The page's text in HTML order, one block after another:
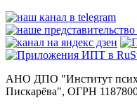
АНО ДПО "Институт
Пискарёва", ОГРН